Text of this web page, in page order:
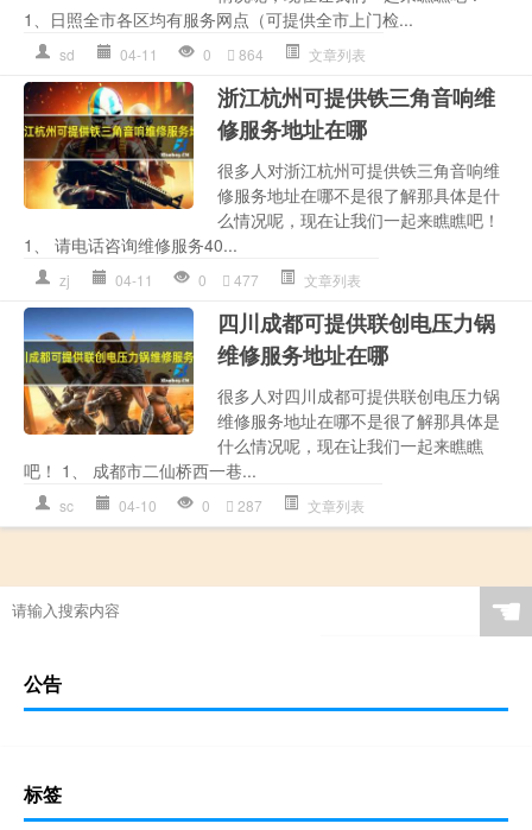
1、日照全市各区均有服务网点（可提供全市上门检...
sd 04-11 0 864 文章列表
浙江杭州可提供铁三角音响维
修服务地址在哪
很多人对浙江杭州可提供铁三角音响维
修服务地址在哪不是很了解那具体是什
么情况呢，现在让我们一起来瞧瞧吧！
1、 请电话咨询维修服务40...
zj 04-11 0 477 文章列表
四川成都可提供联创电压力锅
维修服务地址在哪
很多人对四川成都可提供联创电压力锅
维修服务地址在哪不是很了解那具体是
什么情况呢，现在让我们一起来瞧瞧
吧！ 1、 成都市二仙桥西一巷...
sc 04-10 0 287 文章列表
☚
公告
标签